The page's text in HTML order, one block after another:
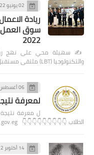
02 يونيو 2022
ريادة
سوق العمل
2022
والتكنولوجيا (LBT) ملتقى مستقبل سوق العمل (ملت…
06 أغسطس 2022
لمعرفة نتيجة
الطلاب 👇👇👇👇👇👇👇👇👇 https://g12.emis.gov.eg/ وال…
14 أكتوبر 2022